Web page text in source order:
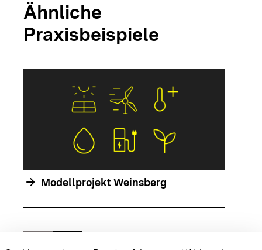
Ähnliche
Praxisbeispiele
arrow_forward Modellprojekt Weinsberg
chevron_right